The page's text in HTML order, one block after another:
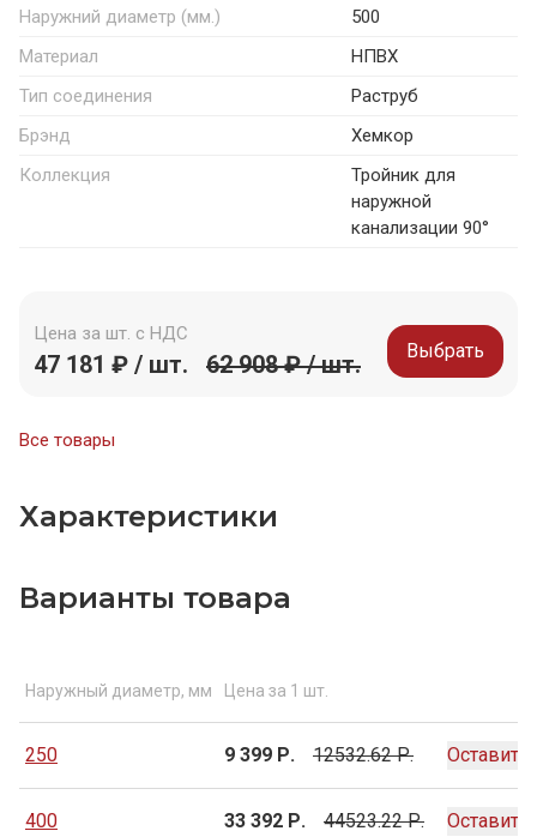
Наружний диаметр (мм.)
500
Материал
НПВХ
Тип соединения
Раструб
Брэнд
Хемкор
Коллекция
Тройник для
наружной
канализации 90°
Цена за шт. с НДС
47 181 ₽ / шт. 62 908 ₽ / шт. Выбрать
Все товары
Характеристики
Варианты товара
Наружный диаметр, мм Цена за 1 шт.
250 9 399 Р. 12532.62 Р. Оставить
400 33 392 Р. 44523.22 Р. Оставить